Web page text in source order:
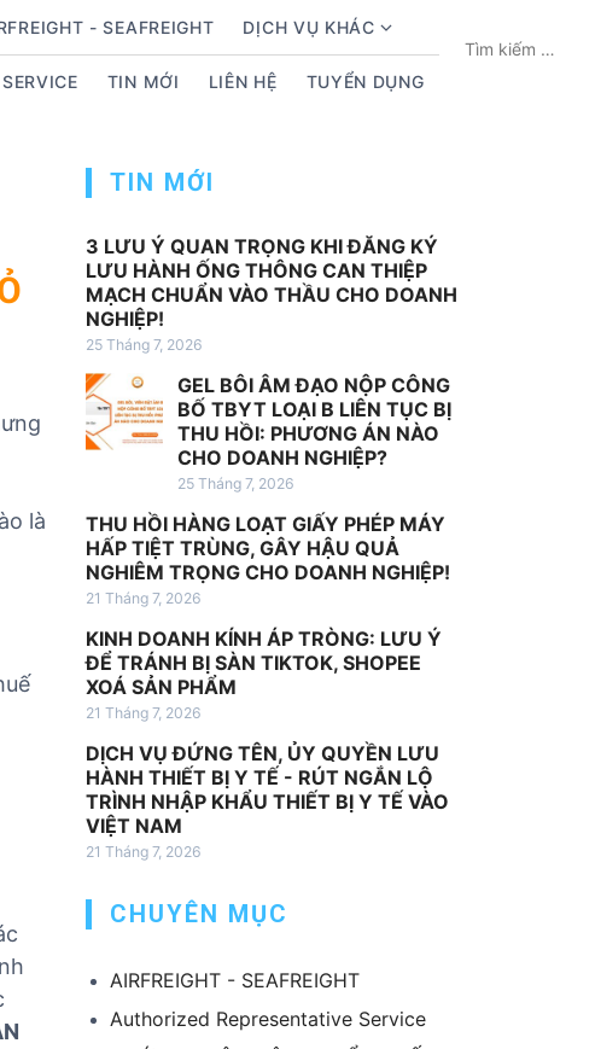
- SEAFREIGHT DỊCH VỤ KHÁC
h
o
m
e
n
o
r
D
h
v
h
á
TIN MỚI LIÊN HỆ TUYỂN DỤNG
T
o
là
TIN MỚI
3 LƯU Ý QUAN TRỌNG KHI ĐĂNG KÝ
LƯU HÀNH ỐNG THÔNG CAN THIỆP
MẠCH CHUẨN VÀO THẦU CHO DOANH
NGHIỆP!
25 Tháng 7, 2026
GEL BÔI ÂM ĐẠO NỘP CÔNG
BỐ TBYT LOẠI B LIÊN TỤC BỊ
THU HỒI: PHƯƠNG ÁN NÀO
CHO DOANH NGHIỆP?
25 Tháng 7, 2026
THU HỒI HÀNG LOẠT GIẤY PHÉP MÁY
HẤP TIỆT TRÙNG, GÂY HẬU QUẢ
NGHIÊM TRỌNG CHO DOANH NGHIỆP!
21 Tháng 7, 2026
KINH DOANH KÍNH ÁP TRÒNG: LƯU Ý
ĐỂ TRÁNH BỊ SÀN TIKTOK, SHOPEE
XOÁ SẢN PHẨM
21 Tháng 7, 2026
DỊCH VỤ ĐỨNG TÊN, ỦY QUYỀN LƯU
HÀNH THIẾT BỊ Y TẾ - RÚT NGẮN LỘ
TRÌNH NHẬP KHẨU THIẾT BỊ Y TẾ VÀO
VIỆT NAM
21 Tháng 7, 2026
CHUYÊN MỤC
AIRFREIGHT - SEAFREIGHT
Authorized Representative Service